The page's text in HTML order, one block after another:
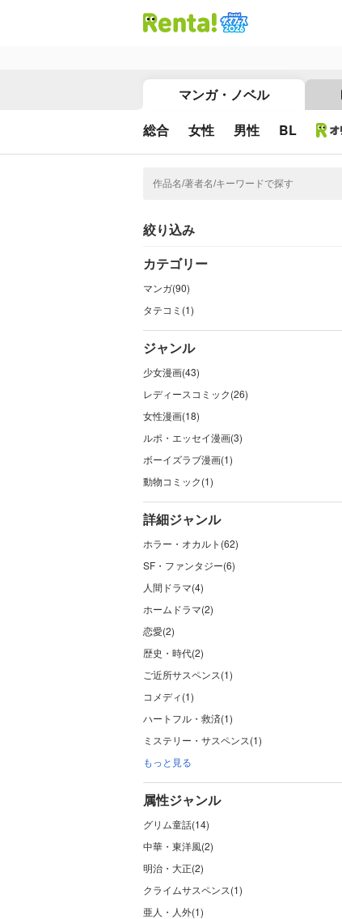
マンガ・ノベル
総合 女性 男性 BL
絞り込み
カテゴリー
マンガ(90)
タテコミ(1)
ジャンル
少女漫画(43)
レディースコミック(26)
女性漫画(18)
ルポ・エッセイ漫画(3)
ボーイズラブ漫画(1)
動物コミック(1)
詳細ジャンル
ホラー・オカルト(62)
SF・ファンタジー(6)
人間ドラマ(4)
ホームドラマ(2)
恋愛(2)
歴史・時代(2)
ご近所サスペンス(1)
コメディ(1)
ハートフル・救済(1)
ミステリー・サスペンス(1)
もっと見る
属性ジャンル
グリム童話(14)
中華・東洋風(2)
明治・大正(2)
クライムサスペンス(1)
亜人・人外(1)